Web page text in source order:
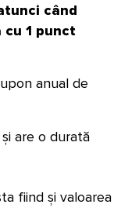
când
cu 1 punct
anual de
are o durată
fiind și valoarea